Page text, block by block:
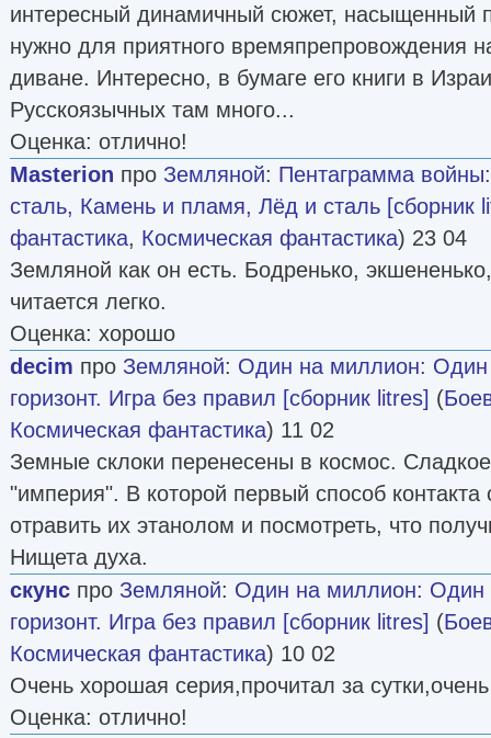
интересный динамичный сюжет, насыщенный
нужно для приятного времяпрепровождения
диване. Интересно, в бумаге его книги в
Русскоязычных там много...
Оценка: отлично!
Masterion про Земляной: Пентаграмма
сталь, Камень и пламя, Лёд и сталь [сборник
фантастика, Космическая фантастика) 23 04
Земляной как он есть. Бодренько,
читается легко.
Оценка: хорошо
decim про Земляной: Один на миллион: Один
горизонт. Игра без правил [сборник litres] (
Космическая фантастика) 11 02
Земные склоки перенесены в космос.
"империя". В которой первый способ
отравить их этанолом и посмотреть, что
Нищета духа.
скунс про Земляной: Один на миллион: Один
горизонт. Игра без правил [сборник litres] (
Космическая фантастика) 10 02
Очень хорошая серия,прочитал за
Оценка: отлично!